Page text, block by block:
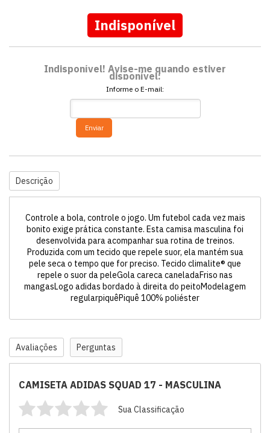
Indisponível
Indisponível! Avise-me quando estiver
disponível:
Informe o E-mail:
Enviar
Descrição
Controle a bola, controle o jogo. Um futebol cada vez mais
bonito exige prática constante. Esta camisa masculina foi
desenvolvida para acompanhar sua rotina de treinos.
Produzida com um tecido que repele suor, ela mantém sua
pele seca o tempo que for preciso. Tecido climalite® que
repele o suor da peleGola careca caneladaFriso nas
mangasLogo adidas bordado à direita do peitoModelagem
regularpiquêPiquê 100% poliéster
Avaliações Perguntas
CAMISETA ADIDAS SQUAD 17 - MASCULINA
Sua Classificação